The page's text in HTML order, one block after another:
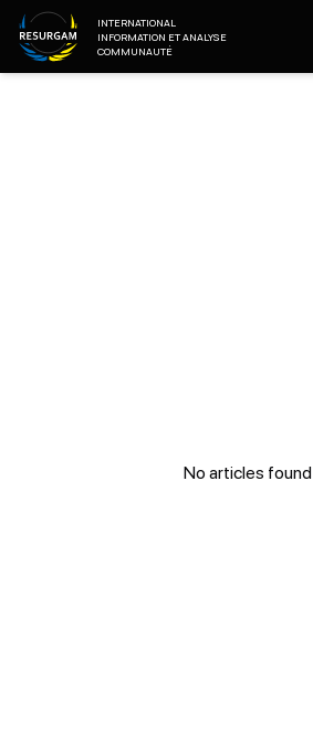
INTERNATIONAL
INFORMATION ET ANALYSE
COMMUNAUTÉ
No articles found